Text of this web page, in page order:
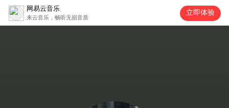
网易云音乐
来云音乐，畅听无损音质
立即体验